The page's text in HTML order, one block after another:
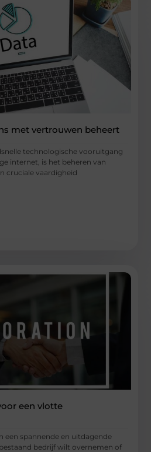
met vertrouwen beheert
technologische vooruitgang
internet, is het beheren van
cruciale vaardigheid
een vlotte
een spannende en uitdagende
bedrijf wilt overnemen of